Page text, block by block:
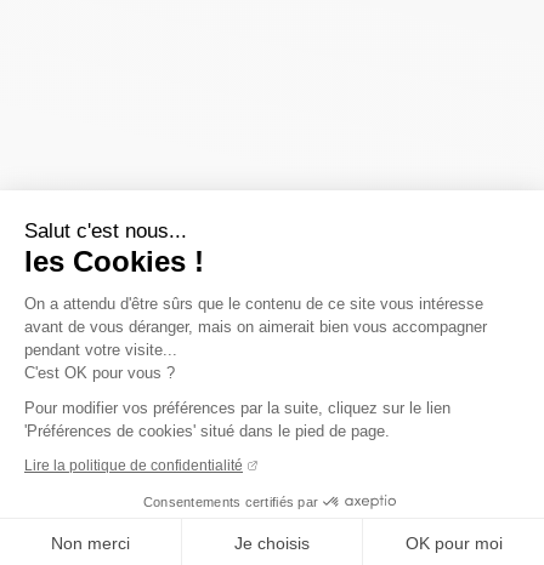
Salut c'est nous...
les Cookies !
On a attendu d'être sûrs que le contenu de ce site vous intéresse
avant de vous déranger, mais on aimerait bien vous accompagner
pendant votre visite...
C'est OK pour vous ?
Pour modifier vos préférences par la suite, cliquez sur le lien
'Préférences de cookies' situé dans le pied de page.
Lire la politique de confidentialité
Consentements certifiés par
Non merci Je choisis OK pour moi